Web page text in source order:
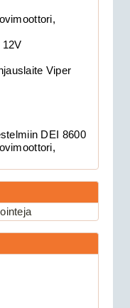
+
509U
+
12V
Viper
DEI 8600